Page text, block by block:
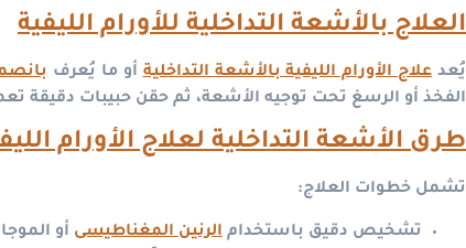
العلاج بالأشعة التداخلية للأورام الليفية
يُعدعلاج الأورام الليفية بالأشعة التداخليةأو ما يُعرف
الفخذ أو الرسغ تحت توجيه الأشعة، ثم حقن حبيبات دقيقة
طرق الأشعة التداخلية لعلاج الأورام
تشمل خطوات العلاج:
تشخيص دقيق باستخدام الرنين المغناطيسى أو